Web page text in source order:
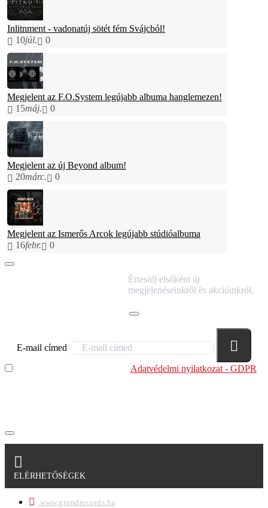
Inlitnment - vadonatúj sötét fém Svájcból!
10júl. 0
Megjelent az F.O.System legújabb albuma hanglemezen!
15máj. 0
Megjelent az új Beyond album!
20márc. 0
Megjelent az Ismerős Arcok legújabb stúdióalbuma
16febr. 0
Értesülj elsőként új
megjelenéseinkről és akcióinkról.
E-mail címed
Adatvédelmi nyilatkozat - GDPR
ELÉRHETŐSÉGEK
www.grundrecords.hu